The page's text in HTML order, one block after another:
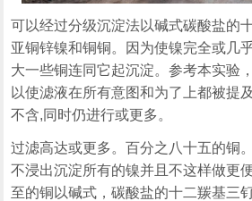
可以经过分级沉淀法以碱式碳酸盐的
亚铜锌镍和铜铜。因为使镍完全或几
大一些铜连同它起沉淀。参考本实验
以使滤液在所有意图和为了上都被提
不含,同时仍进行或更多。
过滤高达或更多。百分之八十五的铜
不浸出沉淀所有的镍并且不这样做更
至的铜以碱式，碳酸盐的十二羰基三